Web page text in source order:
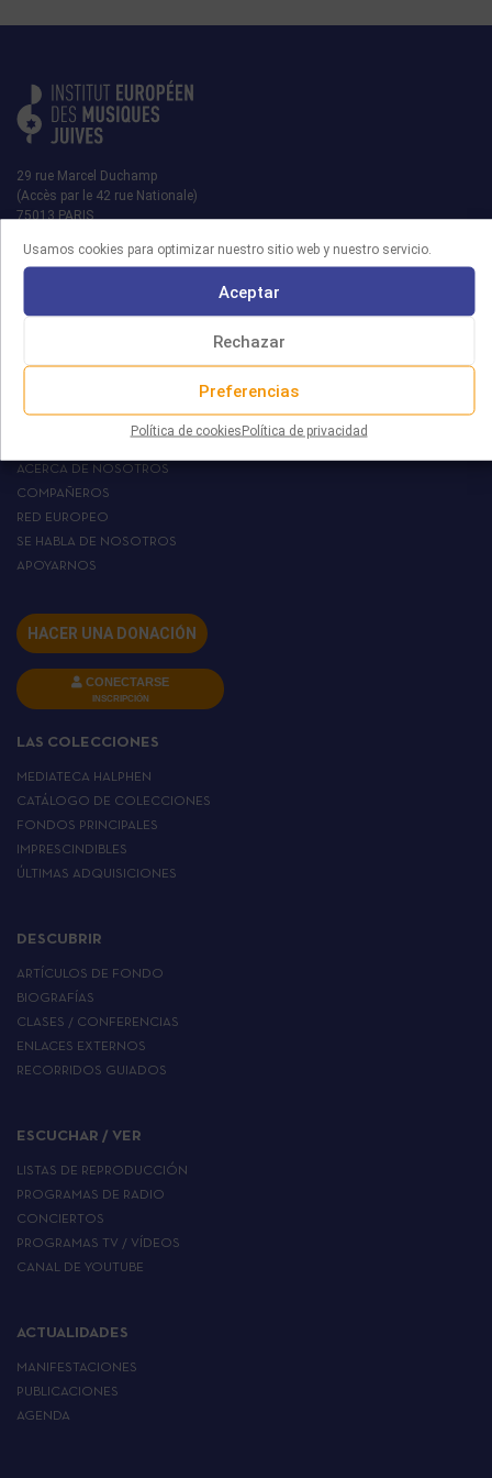
Usamos cookies para optimizar nuestro sitio web y nuestro servicio.
Aceptar
Rechazar
Preferencias
Política de cookiesPolítica de privacidad
29 rue Marcel Duchamp
(Accès par le 42 rue Nationale)
75013 PARIS
contact@iemj.org
ACERCA DE NOSOTROS
COMPAÑEROS
RED EUROPEO
SE HABLA DE NOSOTROS
APOYARNOS
HACER UNA DONACIÓN
CONECTARSE
INSCRIPCIÓN
LAS COLECCIONES
MEDIATECA HALPHEN
CATÁLOGO DE COLECCIONES
FONDOS PRINCIPALES
IMPRESCINDIBLES
ÚLTIMAS ADQUISICIONES
DESCUBRIR
ARTÍCULOS DE FONDO
BIOGRAFÍAS
CLASES / CONFERENCIAS
ENLACES EXTERNOS
RECORRIDOS GUIADOS
ESCUCHAR / VER
LISTAS DE REPRODUCCIÓN
PROGRAMAS DE RADIO
CONCIERTOS
PROGRAMAS TV / VÍDEOS
CANAL DE YOUTUBE
ACTUALIDADES
MANIFESTACIONES
PUBLICACIONES
AGENDA